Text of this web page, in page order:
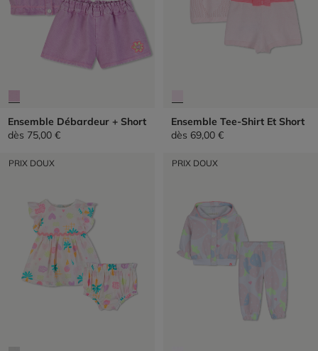
Ensemble Débardeur + Short
dès 75,00 €
Ensemble Tee-Shirt Et Short
dès 69,00 €
PRIX DOUX PRIX DOUX